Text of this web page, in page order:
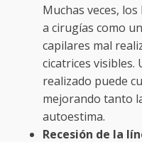
Muchas veces,
a cirugías como
capilares mal
cicatrices
realizado puede
mejorando tanto
autoestima.
Recesión de la